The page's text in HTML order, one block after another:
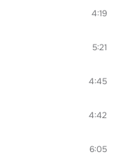
4:19
5:21
4:45
4:42
6:05